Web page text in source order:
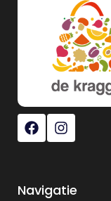
Navigatie